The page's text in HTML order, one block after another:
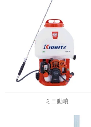
ミニ動噴